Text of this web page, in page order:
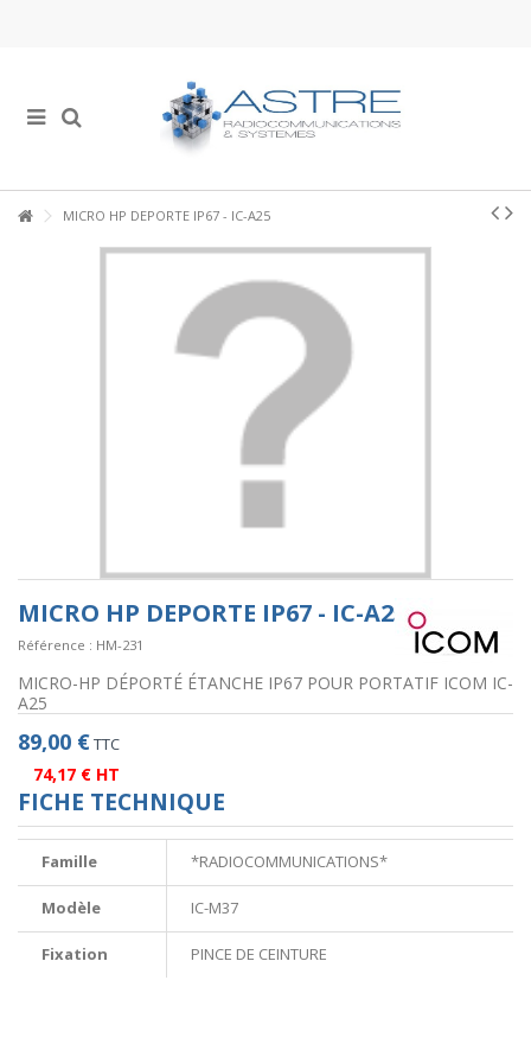
MICRO HP DEPORTE IP67 - IC-A25
MICRO HP DEPORTE IP67 - IC-A25
Référence : HM-231
MICRO-HP DÉPORTÉ ÉTANCHE IP67 POUR PORTATIF ICOM IC-
A25
89,00 €TTC
74,17 € HT
FICHE TECHNIQUE
Famille *RADIOCOMMUNICATIONS*
Modèle IC-M37
Fixation PINCE DE CEINTURE